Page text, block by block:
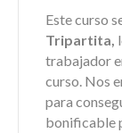
Este curso
Tripartita,
trabajador
curso. Nos
para
bonificable